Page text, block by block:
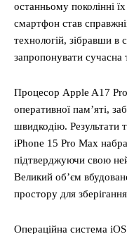
останньому поколінні
смартфон став
технологій, зібравши
запропонувати сучасна
Процесор Apple A17
оперативної пам’яті,
швидкодію. Результати
iPhone 15 Pro Max
підтверджуючи свою
Великий об’єм
простору для
Операційна система